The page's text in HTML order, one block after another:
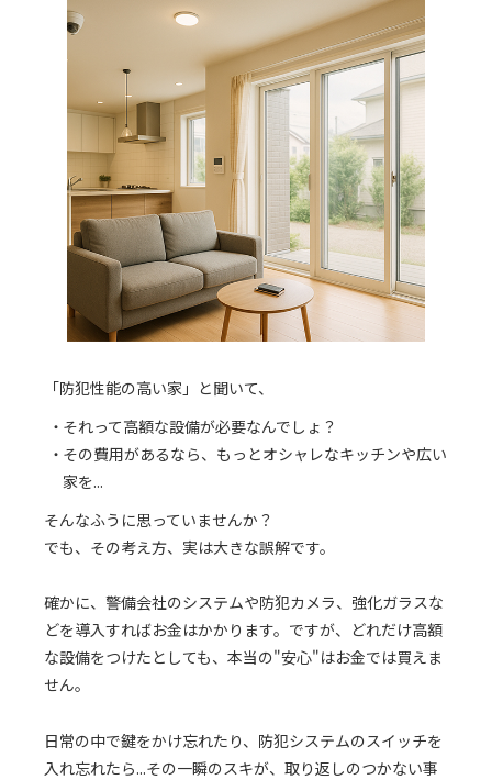
「防犯性能の高い家」と聞いて、
それって高額な設備が必要なんでしょ？
その費用があるなら、もっとオシャレなキッチンや広い
家を...
そんなふうに思っていませんか？
でも、その考え方、実は大きな誤解です。
確かに、警備会社のシステムや防犯カメラ、強化ガラスな
どを導入すればお金はかかります。ですが、どれだけ高額
な設備をつけたとしても、本当の"安心"はお金では買えま
せん。
日常の中で鍵をかけ忘れたり、防犯システムのスイッチを
入れ忘れたら...その一瞬のスキが、取り返しのつかない事